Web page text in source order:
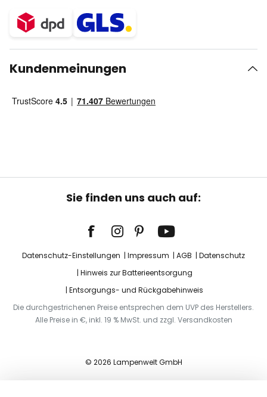
Kundenmeinungen
Sie finden uns auch auf:
Datenschutz-Einstellungen Impressum AGB
Datenschutz
Hinweis zur Batterieentsorgung
Entsorgungs- und Rückgabehinweis
Die durchgestrichenen Preise entsprechen dem UVP des Herstellers.
Alle Preise in €, inkl. 19 % MwSt. und zzgl. Versandkosten
© 2026 Lampenwelt GmbH